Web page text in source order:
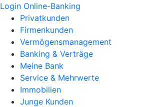
Login Online-Banking
Privatkunden
Firmenkunden
Vermögensmanagement
Banking & Verträge
Meine Bank
Service & Mehrwerte
Immobilien
Junge Kunden